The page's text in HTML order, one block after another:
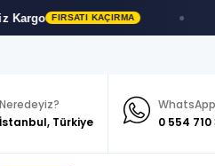
💳 Havale ile
Neredeyiz?
İstanbul, Türkiye
WhatsApp
0 554